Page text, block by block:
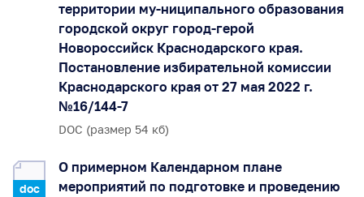
территории му-ниципального образования
городской округ город-герой
Новороссийск Краснодарского края.
Постановление избирательной комиссии
Краснодарского края от 27 мая 2022 г.
№16/144-7
DOC (размер 54 кб)
doc
О примерном Календарном плане
мероприятий по подготовке и проведению